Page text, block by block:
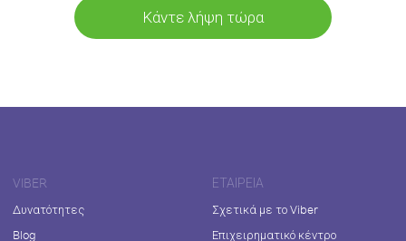
Κάντε λήψη τώρα
VIBER
Δυνατότητες
Blog
ΕΤΑΙΡΕΊΑ
Σχετικά με το Viber
Επιχειρηματικό κέντρο